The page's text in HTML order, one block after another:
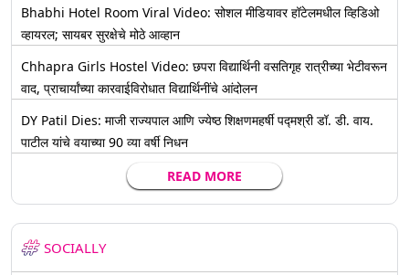
Bhabhi Hotel Room Viral Video: सोशल मीडियावर हॉटेलमधील व्हिडिओ
व्हायरल; सायबर सुरक्षेचे मोठे आव्हान
Chhapra Girls Hostel Video: छपरा विद्यार्थिनी वसतिगृह रात्रीच्या भेटीवरून
वाद, प्राचार्यांच्या कारवाईविरोधात विद्यार्थिनींचे आंदोलन
DY Patil Dies: माजी राज्यपाल आणि ज्येष्ठ शिक्षणमहर्षी पद्मश्री डॉ. डी. वाय.
पाटील यांचे वयाच्या 90 व्या वर्षी निधन
READ MORE
SOCIALLY